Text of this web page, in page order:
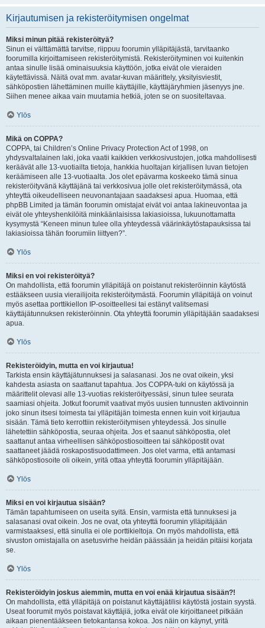
Kirjautumisen ja rekisteröitymisen ongelmat
Miksi minun pitää rekisteröityä?
Sinun ei välttämättä tarvitse, riippuu foorumin ylläpitäjästä, tarvitaanko
foorumilla kirjoittamiseen rekisteröitymistä. Rekisteröityminen voi kuitenkin
antaa sinulle lisää ominaisuuksia käyttöön, jotka eivät ole vieraiden
käytettävissä. Näitä ovat mm. avatar-kuvan määrittely, yksityisviestit,
sähköpostien lähettäminen muille käyttäjille, käyttäjäryhmien jäsenyys jne.
Siihen menee aikaa vain muutamia hetkiä, joten se on suositeltavaa.
Ylös
Mikä on COPPA?
COPPA, tai Children’s Online Privacy Protection Act of 1998, on
yhdysvaltalainen laki, joka vaatii kaikkien verkkosivustojen, jotka mahdollisesti
keräävät alle 13-vuotiailta tietoja, hankkia huoltajan kirjallisen luvan tietojen
keräämiseen alle 13-vuotiaalta. Jos olet epävarma koskeeko tämä sinua
rekisteröityvänä käyttäjänä tai verkkosivua jolle olet rekisteröitymässä, ota
yhteyttä oikeudelliseen neuvonantajaan saadaksesi apua. Huomaa, että
phpBB Limited ja tämän foorumin omistajat eivät voi antaa lakineuvontaa ja
eivät ole yhteyshenkilöitä minkäänlaisissa lakiasioissa, lukuunottamatta
kysymystä “Keneen minun tulee olla yhteydessä väärinkäytöstapauksissa tai
lakiasioissa tähän foorumiin liittyen?”.
Ylös
Miksi en voi rekisteröityä?
On mahdollista, että foorumin ylläpitäjä on poistanut rekisteröinnin käytöstä
estääkseen uusia vierailijoita rekisteröitymästä. Foorumin ylläpitäjä on voinut
myös asettaa porttikiellon IP-osoitteellesi tai estänyt valitsemasi
käyttäjätunnuksen rekisteröinnin. Ota yhteyttä foorumin ylläpitäjään saadaksesi
apua.
Ylös
Rekisteröidyin, mutta en voi kirjautua!
Tarkista ensin käyttäjätunnuksesi ja salasanasi. Jos ne ovat oikein, yksi
kahdesta asiasta on saattanut tapahtua. Jos COPPA-tuki on käytössä ja
määrittelit olevasi alle 13-vuotias rekisteröityessäsi, sinun tulee seurata
saamiasi ohjeita. Jotkut foorumit vaativat myös uusien tunnusten aktivoinnin
joko sinun itsesi toimesta tai ylläpitäjän toimesta ennen kuin voit kirjautua
sisään. Tämä tieto kerrottiin rekisteröitymisen yhteydessä. Jos sinulle
lähetettiin sähköpostia, seuraa ohjeita. Jos et saanut sähköpostia, olet
saattanut antaa virheellisen sähköpostiosoitteen tai sähköpostit ovat
saattaneet jäädä roskapostisuodattimeen. Jos olet varma, että antamasi
sähköpostiosoite oli oikein, yritä ottaa yhteyttä foorumin ylläpitäjään.
Ylös
Miksi en voi kirjautua sisään?
Tämän tapahtumiseen on useita syitä. Ensin, varmista että tunnuksesi ja
salasanasi ovat oikein. Jos ne ovat, ota yhteyttä foorumin ylläpitäjään
varmistaaksesi, että sinulla ei ole porttikieltoja. On myös mahdollista, että
sivuston omistajalla on asetusvirhe heidän päässään ja heidän pitäisi korjata
se.
Ylös
Rekisteröidyin joskus aiemmin, mutta en voi enää kirjautua sisään?!
On mahdollista, että ylläpitäjä on poistanut käyttäjätilisi käytöstä jostain syystä.
Useat foorumit myös poistavat käyttäjiä, jotka eivät ole kirjoittaneet pitkään
aikaan pienentääkseen tietokantansa kokoa. Jos näin on käynyt, yritä